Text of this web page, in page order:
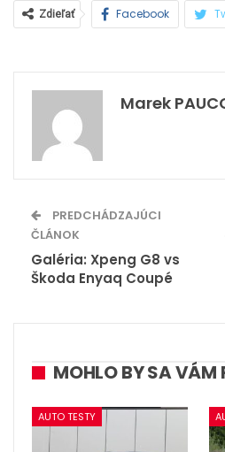
Zdieľať Facebook
Marek
PREDCHÁDZAJÚCI
ČLÁNOK
Galéria: Xpeng G8 vs
Škoda Enyaq Coupé
MOHLO BY SA VÁM
AUTO TESTY